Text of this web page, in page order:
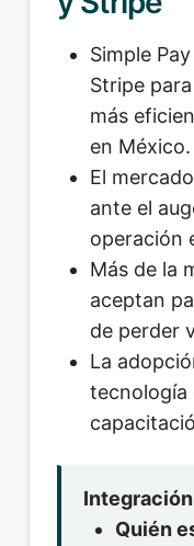
Simple
Stripe
más
en México.
El
ante el
operación
Más de la
aceptan
de perder
La
tecnología
Quién